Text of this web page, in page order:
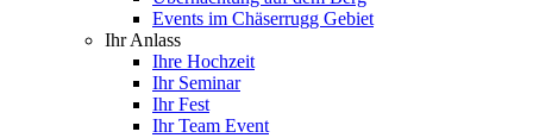
Events im Chäserrugg Gebiet
Ihr Anlass
Ihre Hochzeit
Ihr Seminar
Ihr Fest
Ihr Team Event